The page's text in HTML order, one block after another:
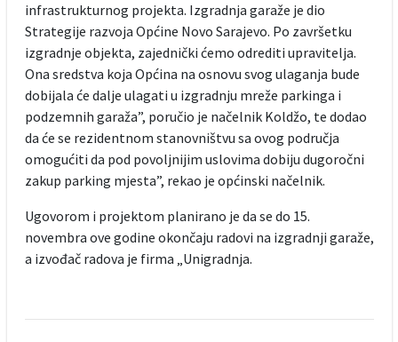
infrastrukturnog projekta. Izgradnja garaže je dio
Strategije razvoja Općine Novo Sarajevo. Po završetku
izgradnje objekta, zajednički ćemo odrediti upravitelja.
Ona sredstva koja Općina na osnovu svog ulaganja bude
dobijala će dalje ulagati u izgradnju mreže parkinga i
podzemnih garaža”, poručio je načelnik Koldžo, te dodao
da će se rezidentnom stanovništvu sa ovog područja
omogućiti da pod povoljnijim uslovima dobiju dugoročni
zakup parking mjesta”, rekao je općinski načelnik.
Ugovorom i projektom planirano je da se do 15.
novembra ove godine okončaju radovi na izgradnji garaže,
a izvođač radova je firma „Unigradnja.